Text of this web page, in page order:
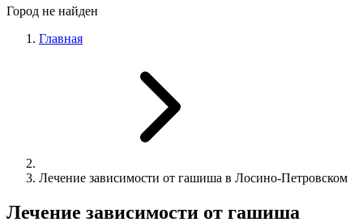
Город не найден
Главная
Лечение зависимости от гашиша в Лосино-Петровском
Лечение зависимости от гашиша